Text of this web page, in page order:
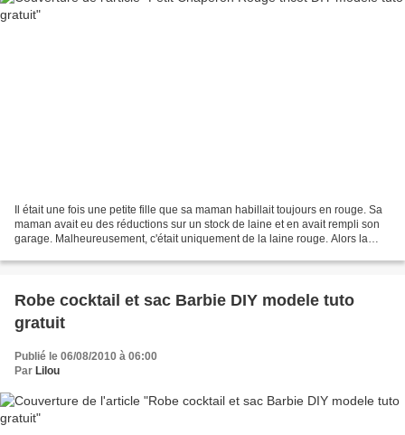
Il était une fois une petite fille que sa maman habillait toujours en rouge. Sa
maman avait eu des réductions sur un stock de laine et en avait rempli son
garage. Malheureusement, c'était uniquement de la laine rouge. Alors la
Robe cocktail et sac Barbie DIY modele tuto
gratuit
Publié le 06/08/2010 à 06:00
Par Lilou